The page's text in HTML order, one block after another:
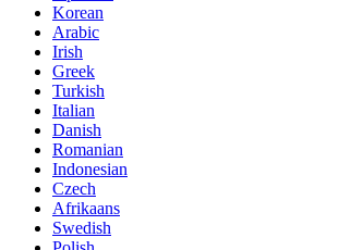
Korean
Arabic
Irish
Greek
Turkish
Italian
Danish
Romanian
Indonesian
Czech
Afrikaans
Swedish